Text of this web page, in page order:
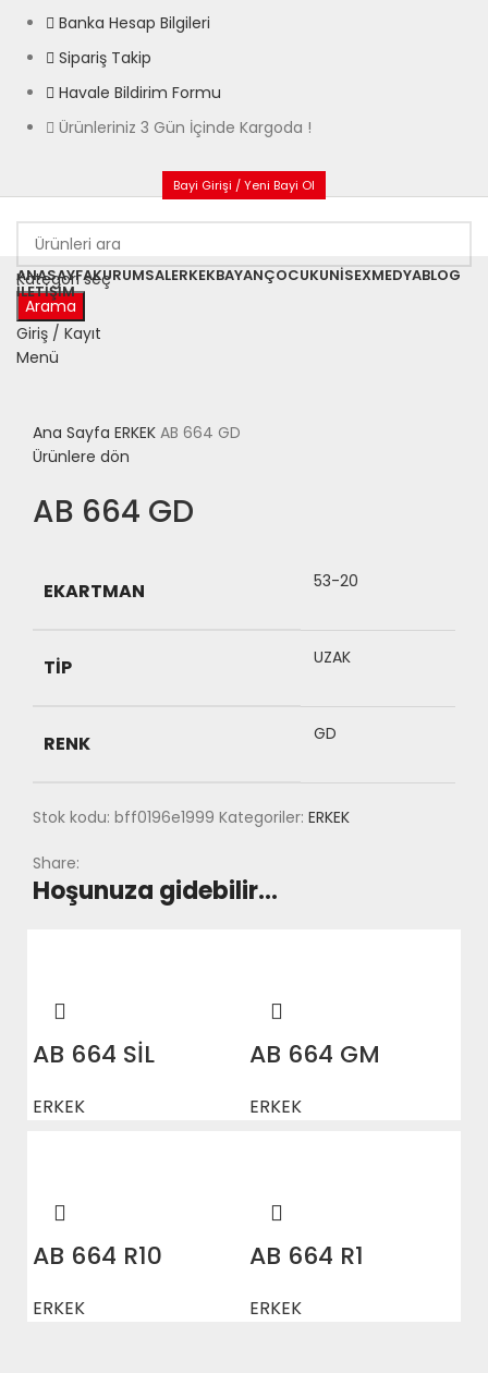
Banka Hesap Bilgileri
Sipariş Takip
Havale Bildirim Formu
Ürünleriniz 3 Gün İçinde Kargoda !
Bayi Girişi / Yeni Bayi Ol
Kategori seç
Arama
Giriş / Kayıt
Menü
ANASAYFAKURUMSALERKEKBAYANÇOCUKUNISEXMEDYABLOG
İLETIŞIM
Büyütmek için tıklayın
Ana Sayfa ERKEK AB 664 GD
Ürünlere dön
AB 664 GD
EKARTMAN 53-20
TIP UZAK
RENK GD
Stok kodu: bff0196e1999 Kategoriler: ERKEK
Share:
Hoşunuza gidebilir…
AB 664 SİL
ERKEK
AB 664 GM
ERKEK
AB 664 R10
ERKEK
AB 664 R1
ERKEK